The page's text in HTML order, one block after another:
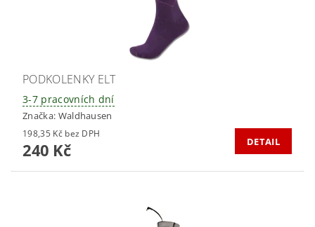
PODKOLENKY ELT
3-7 pracovních dní
Značka: Waldhausen
198,35 Kč bez DPH
240 Kč DETAIL